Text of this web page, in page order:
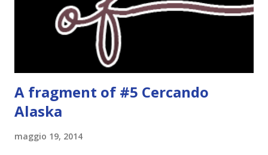
rapporto con il professor Wilson che cresce piano piano.
Alla fine mi stavo pure commuovendo! Unravel me ,
Tahereh Mafi ★ ★ ★ ★ ★ Ho già scritto una recensi...
A fragment of #5 Cercando
Alaska
maggio 19, 2014